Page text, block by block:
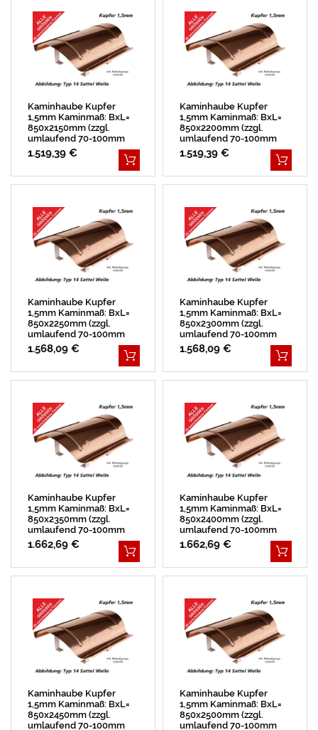
Kaminhaube Kupfer
1,5mm Kaminmaß: BxL=
850x2150mm (zzgl.
umlaufend 70-100mm
Überstand)
1.519,39 €
Kaminhaube Kupfer
1,5mm Kaminmaß: BxL=
850x2200mm (zzgl.
umlaufend 70-100mm
Überstand)
1.519,39 €
Kaminhaube Kupfer
1,5mm Kaminmaß: BxL=
850x2250mm (zzgl.
umlaufend 70-100mm
Überstand)
1.568,09 €
Kaminhaube Kupfer
1,5mm Kaminmaß: BxL=
850x2300mm (zzgl.
umlaufend 70-100mm
Überstand)
1.568,09 €
Kaminhaube Kupfer
1,5mm Kaminmaß: BxL=
850x2350mm (zzgl.
umlaufend 70-100mm
Überstand)
1.662,69 €
Kaminhaube Kupfer
1,5mm Kaminmaß: BxL=
850x2400mm (zzgl.
umlaufend 70-100mm
Überstand)
1.662,69 €
Kaminhaube Kupfer
1,5mm Kaminmaß: BxL=
850x2450mm (zzgl.
umlaufend 70-100mm
Kaminhaube Kupfer
1,5mm Kaminmaß: BxL=
850x2500mm (zzgl.
umlaufend 70-100mm